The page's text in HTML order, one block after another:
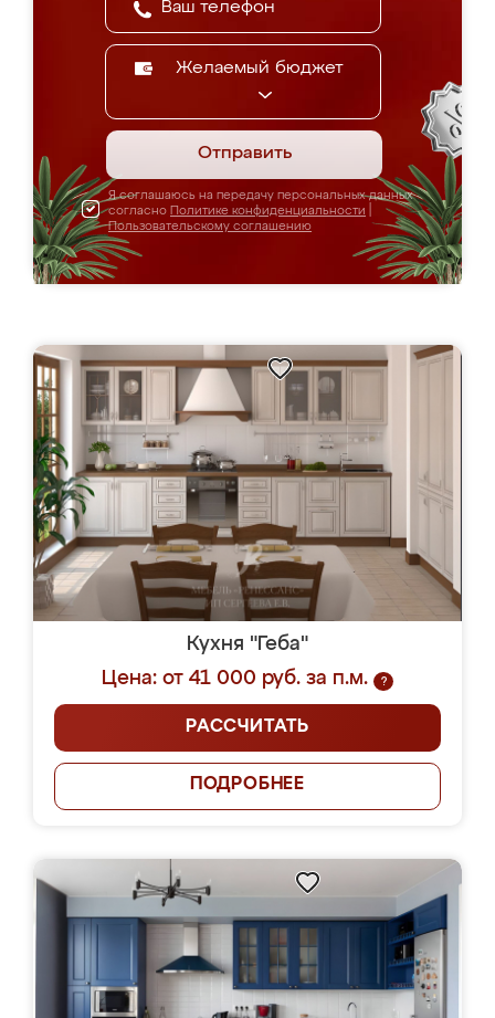
Желаемый бюджет
Отправить
Я соглашаюсь на передачу персональных данных
согласно Политике конфиденциальности
Пользовательскому соглашению
Кухня "Геба"
Цена: от 41 000 руб. за п.м.
?
РАССЧИТАТЬ
ПОДРОБНЕЕ